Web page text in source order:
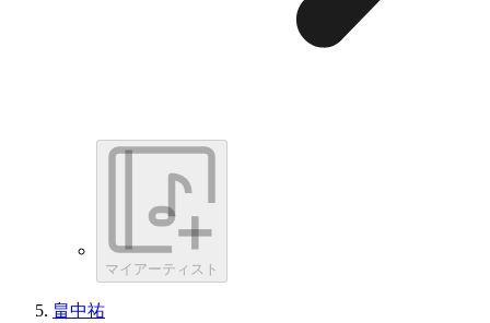
マイアーティスト
畠中祐